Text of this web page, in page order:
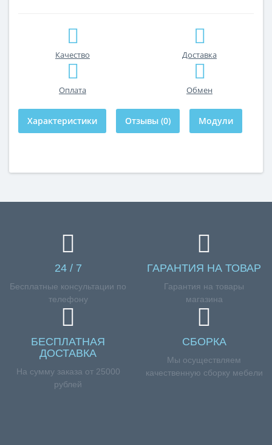
Качество Доставка
Оплата Обмен
Характеристики Отзывы (0) Модули
24 / 7
Бесплатные консультации по
телефону
ГАРАНТИЯ НА ТОВАР
Гарантия на товары
магазина
БЕСПЛАТНАЯ
ДОСТАВКА
На сумму заказа от 25000
рублей
СБОРКА
Мы осуществляем
качественную сборку мебели